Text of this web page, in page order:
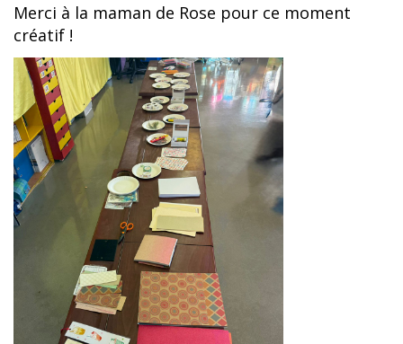
Merci à la maman de Rose pour ce moment
créatif !